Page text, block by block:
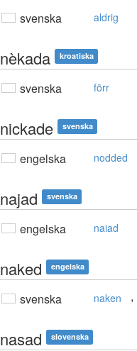
svenska aldrig
nèkada kroatiska
svenska förr
nickade svenska
engelska nodded
najad svenska
engelska naiad
naked engelska
svenska naken ,
nasad slovenska